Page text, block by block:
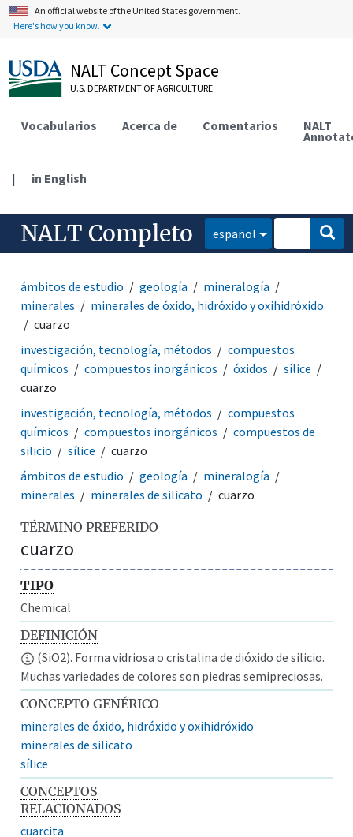
An official website of the United States government.
Here's how you know.
NALT Concept Space
U.S. DEPARTMENT OF AGRICULTURE
Vocabularios Acerca de Comentarios NALT
| in English
NALT Completo español
ámbitos de estudio geología
mineralogía
minerales
minerales de óxido, hidróxido y oxihidróxido
cuarzo
investigación, tecnología, métodos
compuestos
químicos
compuestos inorgánicos óxidos
sílice
cuarzo
investigación, tecnología, métodos
compuestos
químicos
compuestos inorgánicos
compuestos de
silicio
sílice
cuarzo
ámbitos de estudio
geología
mineralogía
minerales
minerales de silicato cuarzo
TÉRMINO PREFERIDO
cuarzo
TIPO
Chemical
DEFINICIÓN
(SiO2). Forma vidriosa o cristalina de dióxido de silicio.
Muchas variedades de colores son piedras semipreciosas.
CONCEPTO GENÉRICO
minerales de óxido, hidróxido y oxihidróxido
minerales de silicato
sílice
CONCEPTOS
RELACIONADOS
cuarcita